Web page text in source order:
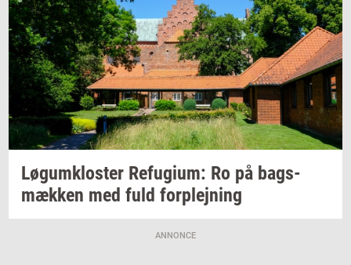
Løgum­klo­ster Re­fu­gi­um: Ro på bags­
mæk­ken med fuld for­plej­ning
ANNONCE